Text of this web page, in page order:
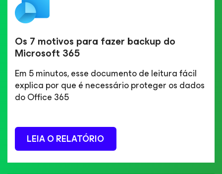
Os 7 motivos para fazer backup do
Microsoft 365
Em 5 minutos, esse documento de leitura fácil
explica por que é necessário proteger os dados
do Office 365
LEIA O RELATÓRIO